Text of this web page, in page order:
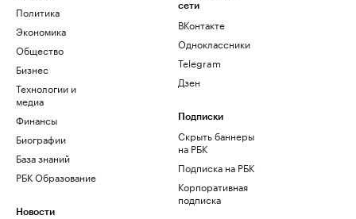
Политика
Экономика
Общество
Бизнес
Технологии и
медиа
Финансы
Биографии
База знаний
РБК Образование
Новости
сети
ВКонтакте
Одноклассники
Telegram
Дзен
Подписки
Скрыть баннеры
на РБК
Подписка на РБК
Корпоративная
подписка